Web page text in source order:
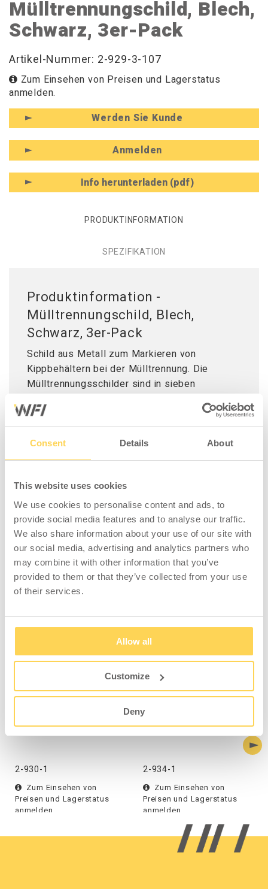
Consent Details About
This website uses cookies
We use cookies to personalise content and ads, to
provide social media features and to analyse our traffic.
We also share information about your use of our site with
our social media, advertising and analytics partners who
may combine it with other information that you’ve
provided to them or that they’ve collected from your use
of their services.
Allow all
Customize
Deny
Mülltrennungschild, Blech,
Schwarz, 3er-Pack
Artikel-Nummer: 2-929-3-107
Zum Einsehen von Preisen und Lagerstatus
anmelden.
Werden Sie Kunde
Anmelden
Info herunterladen (pdf)
PRODUKTINFORMATION
SPEZIFIKATION
Produktinformation -
Mülltrennungschild, Blech,
Schwarz, 3er-Pack
Schild aus Metall zum Markieren von
Kippbehältern bei der Mülltrennung. Die
Mülltrennungsschilder sind in sieben
Sortierung verschiedener Abfallarten zu
erleichtern und zu vereinfachen. Das Schild
wird einfach am Rand des Kippcontainers
aufgehängt und mit Hilfe eines Magneten an
mitgelieferten selbstbohrenden Schraube
auch dauerhaft verschraubt werden.
Lieferung im Dreierpack inkl. Schraube.
KOMPATIBEL MIT
Blau
2-930-1
Zum Einsehen von
Preisen und Lagerstatus
anmelden.
Kippbehälter 2500 l
Blau
2-934-1
Zum Einsehen von
Preisen und Lagerstatus
anmelden.